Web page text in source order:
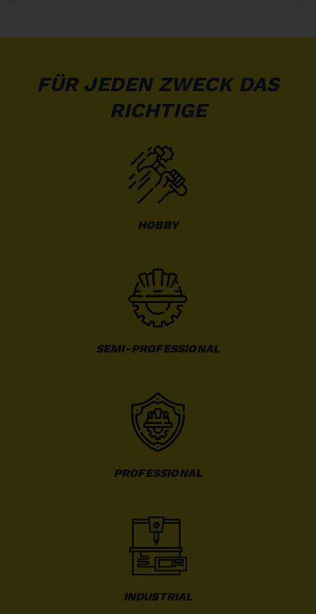
FÜR JEDEN ZWECK DAS
RICHTIGE
HOBBY
SEMI-PROFESSIONAL
PROFESSIONAL
INDUSTRIAL